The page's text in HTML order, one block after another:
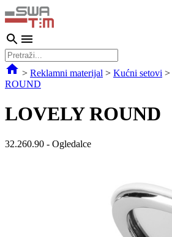
> Reklamni materijal > Kućni setovi >
ROUND
LOVELY ROUND
32.260.90 - Ogledalce